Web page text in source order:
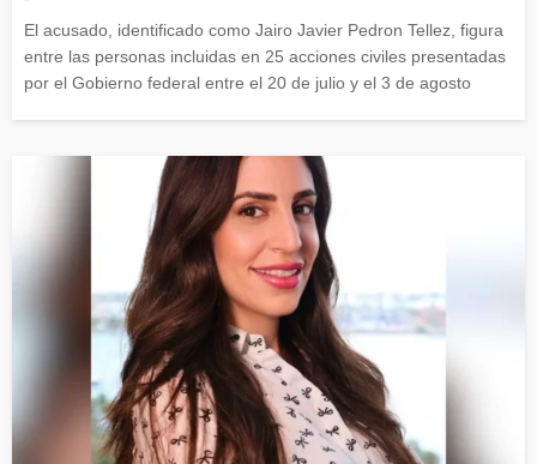
El acusado, identificado como Jairo Javier Pedron Tellez, figura
entre las personas incluidas en 25 acciones civiles presentadas
por el Gobierno federal entre el 20 de julio y el 3 de agosto